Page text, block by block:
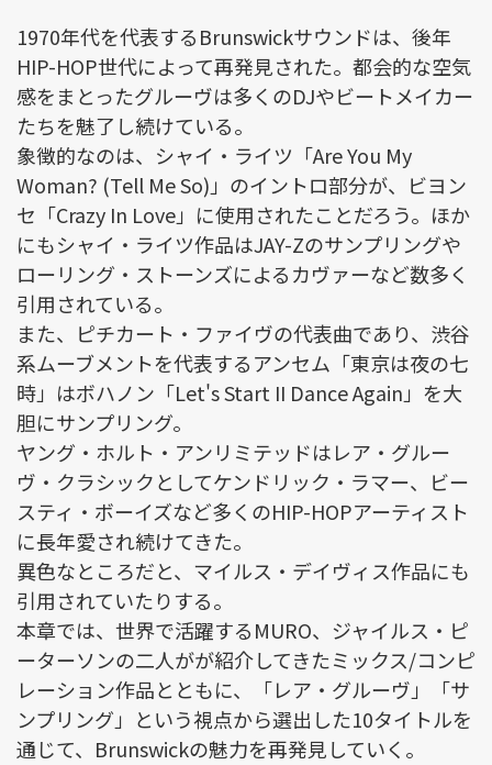
1970年代を代表するBrunswickサウンドは、後年
HIP-HOP世代によって再発見された。都会的な空気
感をまとったグルーヴは多くのDJやビートメイカー
たちを魅了し続けている。
象徴的なのは、シャイ・ライツ「Are You My
Woman? (Tell Me So)」のイントロ部分が、ビヨン
セ「Crazy In Love」に使用されたことだろう。ほか
にもシャイ・ライツ作品はJAY-Zのサンプリングや
ローリング・ストーンズによるカヴァーなど数多く
引用されている。
また、ピチカート・ファイヴの代表曲であり、渋谷
系ムーブメントを代表するアンセム「東京は夜の七
時」はボハノン「Let's Start II Dance Again」を大
胆にサンプリング。
ヤング・ホルト・アンリミテッドはレア・グルー
ヴ・クラシックとしてケンドリック・ラマー、ビー
スティ・ボーイズなど多くのHIP-HOPアーティスト
に長年愛され続けてきた。
異色なところだと、マイルス・デイヴィス作品にも
引用されていたりする。
本章では、世界で活躍するMURO、ジャイルス・ピ
ーターソンの二人がが紹介してきたミックス/コンピ
レーション作品とともに、「レア・グルーヴ」「サ
ンプリング」という視点から選出した10タイトルを
通じて、Brunswickの魅力を再発見していく。